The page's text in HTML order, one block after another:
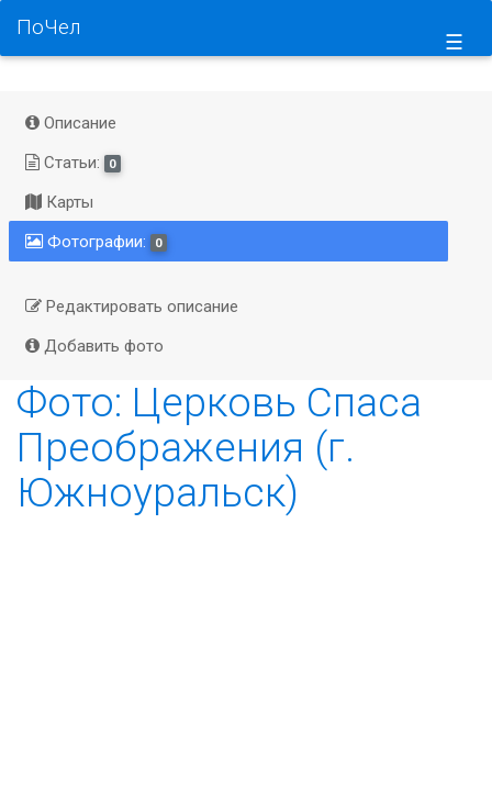
☰
ПоЧел
Описание
Статьи:
0
Карты
Фотографии:
0
Редактировать описание
Добавить фото
Фото: Церковь Спаса
Преображения (г.
Южноуральск)